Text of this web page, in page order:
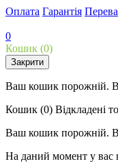
Оплата Гарантія
0
Кошик (0)
Закрити
Ваш кошик порожній.
Кошик (0) Відкладені
Ваш кошик порожній.
На даний момент у вас